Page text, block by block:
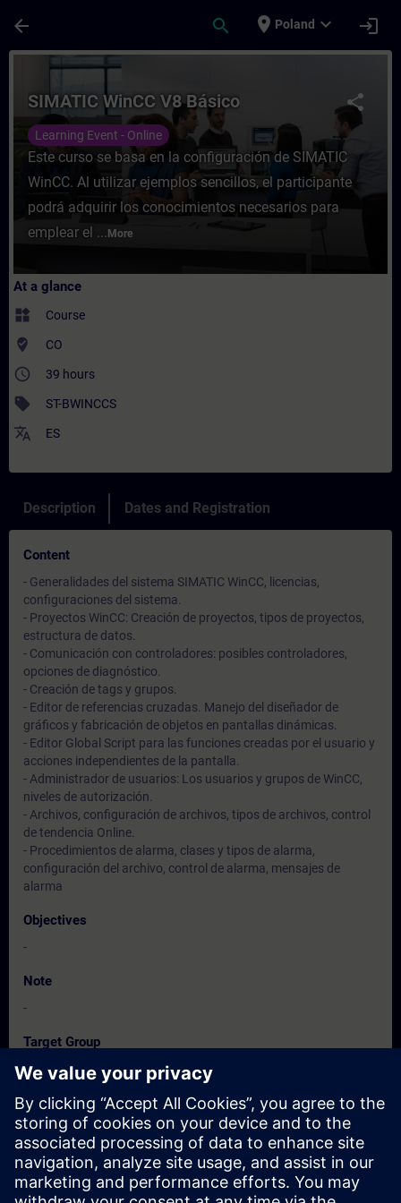
arrow_back search place Poland expand_more login
Course - SIMATIC WinCC V8 Básico -
share
SIMATIC WinCC V8 Básico
Learning Event - Online
Este curso se basa en la configuración de SIMATIC
WinCC. Al utilizar ejemplos sencillos, el participante
podrá adquirir los conocimientos necesarios para
emplear el ... More
At a glance
widgets Course
where_to_vote CO
access_time 39 hours
sell ST-BWINCCS
translate ES
Description Dates and Registration
Content
- Generalidades del sistema SIMATIC WinCC, licencias,
configuraciones del sistema.
- Proyectos WinCC: Creación de proyectos, tipos de proyectos,
estructura de datos.
- Comunicación con controladores: posibles controladores,
opciones de diagnóstico.
- Creación de tags y grupos.
- Editor de referencias cruzadas. Manejo del diseñador de
gráficos y fabricación de objetos en pantallas dinámicas.
- Editor Global Script para las funciones creadas por el usuario y
acciones independientes de la pantalla.
- Administrador de usuarios: Los usuarios y grupos de WinCC,
niveles de autorización.
- Archivos, configuración de archivos, tipos de archivos, control
de tendencia Online.
- Procedimientos de alarma, clases y tipos de alarma,
configuración del archivo, control de alarma, mensajes de
alarma
Objectives
-
Note
-
Target Group
-
Dates And Registration
Currently, no events available
Add yourself to the course request list and you will be notified